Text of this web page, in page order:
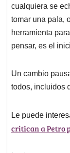
cualquiera se
tomar una pala,
herramienta
pensar, es el
Un cambio
todos, incluidos
Le puede
critican a Petro